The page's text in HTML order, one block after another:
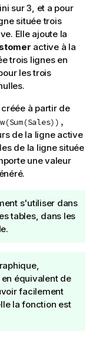
sur3, et a pour
située trois
Elle ajoute la
active à la
trois lignes en
les trois
à partir de
de la ligne active
de la ligne située
une valeur
s'utiliser dans
tables, dans les
équivalent de
facilement
la fonction est